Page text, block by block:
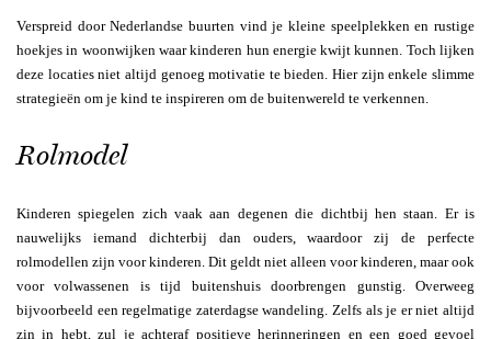
Verspreid door Nederlandse buurten vind je kleine speelplekken en rustige
hoekjes in woonwijken waar kinderen hun energie kwijt kunnen. Toch lijken
deze locaties niet altijd genoeg motivatie te bieden. Hier zijn enkele slimme
strategieën om je kind te inspireren om de buitenwereld te verkennen.
Rolmodel
Kinderen spiegelen zich vaak aan degenen die dichtbij hen staan. Er is
nauwelijks iemand dichterbij dan ouders, waardoor zij de perfecte
rolmodellen zijn voor kinderen. Dit geldt niet alleen voor kinderen, maar ook
voor volwassenen is tijd buitenshuis doorbrengen gunstig. Overweeg
bijvoorbeeld een regelmatige zaterdagse wandeling. Zelfs als je er niet altijd
zin in hebt, zul je achteraf positieve herinneringen en een goed gevoel